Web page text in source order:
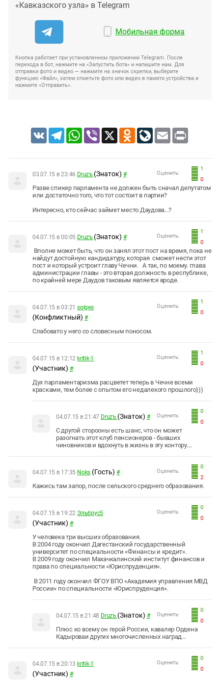
«Кавказского узла» в Telegram
Мобильная форма
Кнопка работает при установленном приложении Telegram. После
перехода в бот, нажмите на «Запустить бота» и напишите нам. Для
отправки фото и видео — нажмите на значок скрепки, выберите
функцию «Файл», затем отметьте фото или видео в памяти устройства и
нажмите «Отправить».
VK TelegramWhatsApp
Viber X Odnoklassniki
LiveJournal
Email Print
1
0
Оценить:
03.07.15 в 23:46 Druzъ (Знаток) #
Разве спикер парламента не должен быть сначал депутатом
или достаточно того, что тот состоит в партии?
Интересно, кто сейчас займет место Даудова...?
1
0
Оценить:
04.07.15 в 00:05 Druzъ (Знаток) #
Вполне может быть, что он занял этот пост на время, пока не
найдут достойную кандидатуру, которая сможет нести этот
пост и который устроит главу Чечни. А так, по моему. глава
администрации главы - это вторая должность в республике,
по крайней мере Даудов таковым является вроде.
1
0
Оценить:
04.07.15 в 03:21 solges
(Конфликтный) #
Слабовато у него со словесным поносом.
1
0
Оценить:
04.07.15 в 12:12 kritik-1
(Участник) #
Дух парламентаризма расцветет теперь в Чечне всеми
красками, тем более с опытом его недалекого прошлого)))
0
0
Оценить:
04.07.15 в 21:47 Druzъ (Знаток) #
С другой сторооны есть шанс, что он может
разогнать этот клуб пенсионеров - бывших
чиновников и вдохнуть в жизнь в эту контору....
0
2
Оценить:
04.07.15 в 17:35 Noks (Гость) #
Кажись там запор, после сельского среднего образования.
0
0
Оценить:
04.07.15 в 19:22 Эльбрус5
(Участник) #
У человека три высших образования.
В 2004 году окончил Дагестанский государственный
университет по специальности «Финансы и кредит».
В 2009 году окончил Махачкалинский институт финансов и
права по специальности «Юриспруденция».
В 2011 году окончил ФГОУ ВПО «Академия управления МВД
России» по специальности «Юриспруденция».
0
0
Оценить:
04.07.15 в 21:48 Druzъ (Знаток) #
Плюс ко всему он герой России, кавалер Ордена
Кадыроваи других многочисленных наград...
0
0
Оценить:
04.07.15 в 20:13 kritik-1
(Участник) #